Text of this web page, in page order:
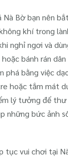
Nà Bờ bạn nên
khí trong
nghỉ ngơi và
bánh rán
phá bằng việc
hoặc tắm mát
lý tưởng để
những bức ảnh
tục vui chơi tại